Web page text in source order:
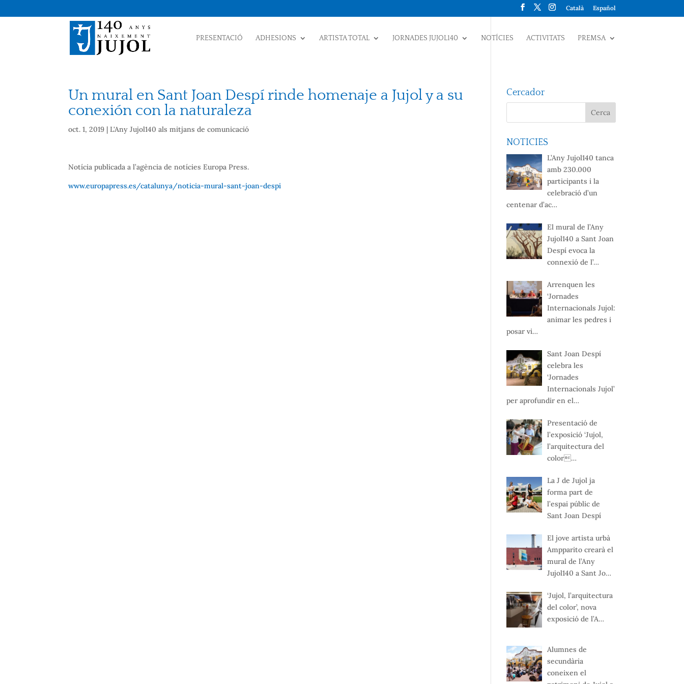
Català Español
PRESENTACIÓ ADHESIONS ARTISTA TOTAL JORNADES JUJOL140 NOTÍCIES ACTIVITATS PREMSA
Un mural en Sant Joan Despí rinde homenaje a Jujol y a su
conexión con la naturaleza
oct. 1, 2019 |L'Any Jujol140 als mitjans de comunicació
Notícia publicada a l’agència de notícies Europa Press.
www.europapress.es/catalunya/noticia-mural-sant-joan-despi
Cercador
NOTICIES
L’Any Jujol140 tanca
amb 230.000
participants i la
celebració d’un
centenar d’ac…
El mural de l’Any
Jujol140 a Sant Joan
Despí evoca la
connexió de l’…
Arrenquen les
‘Jornades
Internacionals Jujol:
animar les pedres i
posar vi…
Sant Joan Despí
celebra les
‘Jornades
Internacionals Jujol’
per aprofundir en el…
Presentació de
l’exposició ‘Jujol,
l’arquitectura del
color…
La J de Jujol ja
forma part de
l’espai públic de
Sant Joan Despí
El jove artista urbà
Ampparito crearà el
mural de l’Any
Jujol140 a Sant Jo…
‘Jujol, l’arquitectura
del color’, nova
exposició de l’A…
Alumnes de
secundària
coneixen el